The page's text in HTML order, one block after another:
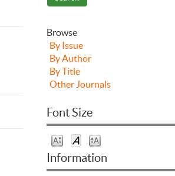
Browse
By Issue
By Author
By Title
Other Journals
Font Size
Information